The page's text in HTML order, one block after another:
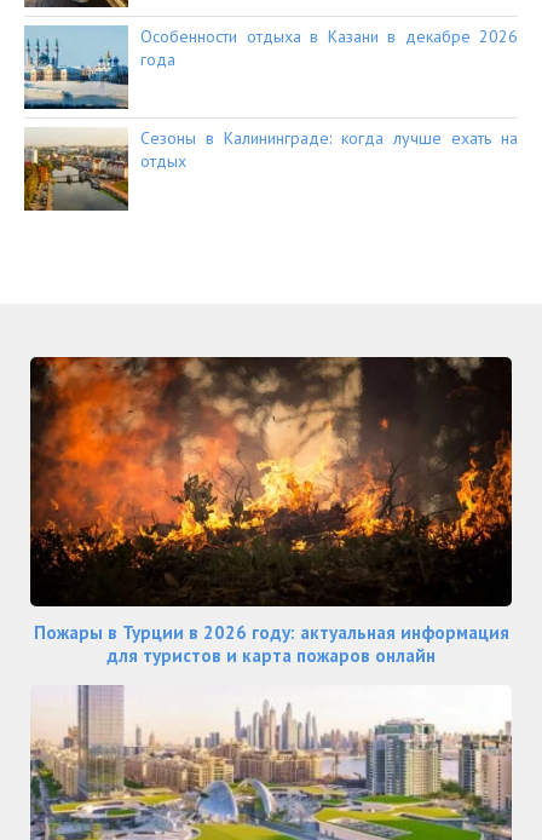
Особенности отдыха в Казани в декабре 2026
года
Сезоны в Калининграде: когда лучше ехать на
отдых
Пожары в Турции в 2026 году: актуальная информация
для туристов и карта пожаров онлайн